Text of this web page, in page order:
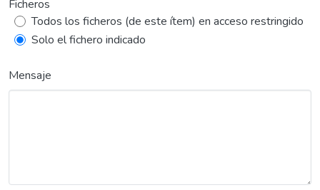
Ficheros
Todos los ficheros (de este ítem) en acceso restringido
Solo el fichero indicado
Mensaje